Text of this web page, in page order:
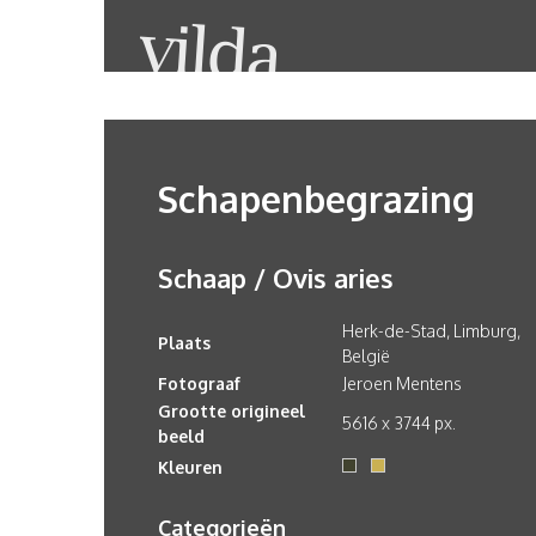
Schapenbegrazing
Schaap / Ovis aries
Plaats
Herk-de-Stad, Limburg,
België
Fotograaf
Jeroen Mentens
Grootte origineel
beeld
5616 x 3744 px.
Kleuren
Categorieën